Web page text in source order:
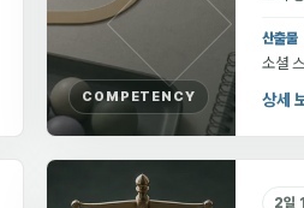
COMPETENCY
산출물
소셜
상세
2일